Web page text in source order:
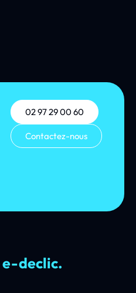
02 97 29 00 60
Contactez-nous
e-declic.